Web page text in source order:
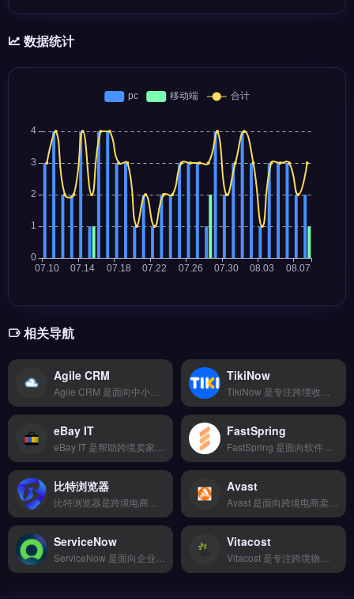
数据统计
相关导航
Agile CRM TikiNow
eBay IT FastSpring
比特浏览器 Avast
ServiceNow Vitacost